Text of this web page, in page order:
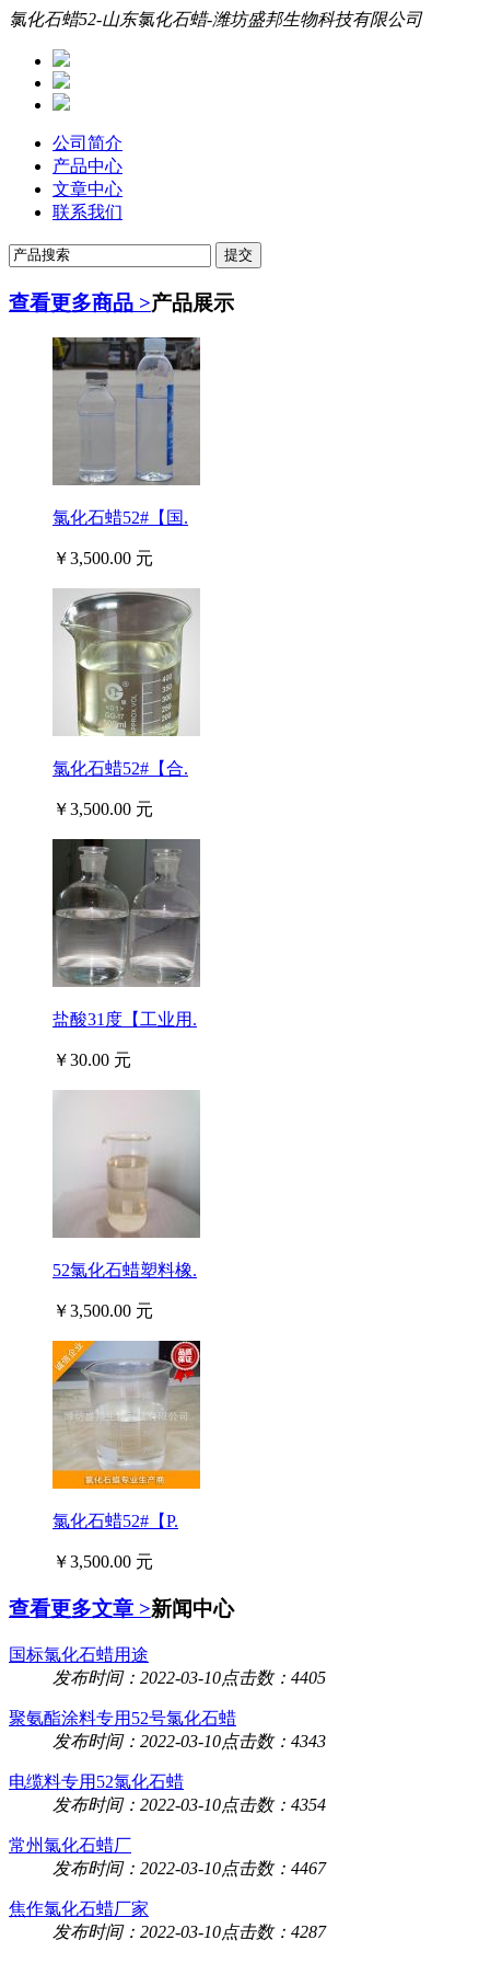
氯化石蜡52-山东氯化石蜡-潍坊盛邦生物科技有限公司
公司简介
产品中心
文章中心
联系我们
查看更多商品 >产品展示
氯化石蜡52#【国.
￥3,500.00 元
氯化石蜡52#【合.
￥3,500.00 元
盐酸31度【工业用.
￥30.00 元
52氯化石蜡塑料橡.
￥3,500.00 元
氯化石蜡52#【P.
￥3,500.00 元
查看更多文章 >新闻中心
国标氯化石蜡用途
发布时间：2022-03-10点击数：4405
聚氨酯涂料专用52号氯化石蜡
发布时间：2022-03-10点击数：4343
电缆料专用52氯化石蜡
发布时间：2022-03-10点击数：4354
常州氯化石蜡厂
发布时间：2022-03-10点击数：4467
焦作氯化石蜡厂家
发布时间：2022-03-10点击数：4287